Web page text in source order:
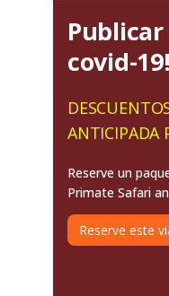
covid-19!
ANTICIPADA
Reserve un
Primate Safari
Reserve este